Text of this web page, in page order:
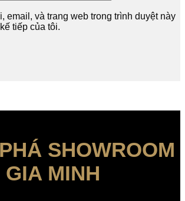
email, và trang web trong trình duyệt này
tiếp của tôi.
SHOWROOM
GIA MINH